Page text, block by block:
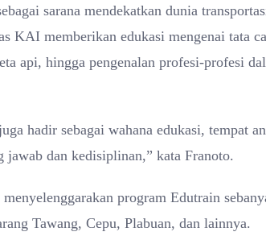
sarana mendekatkan dunia
KAI memberikan edukasi mengenai tata
api, hingga pengenalan profesi-profesi
hadir sebagai wahana edukasi, tempat
dan kedisiplinan,” kata Franoto.
program Edutrain
Tawang, Cepu, Plabuan, dan lainnya.